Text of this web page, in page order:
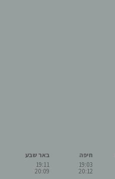
חיפה
19:03
20:12
באר שבע
19:11
20:09